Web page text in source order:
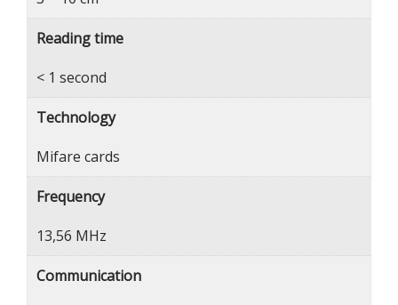
Reading time
< 1 second
Technology
Mifare cards
Frequency
13,56 MHz
Communication